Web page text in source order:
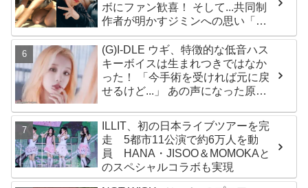
ボにファン歓喜！ そして...共同制
作者が明かすジミンへの思い「彼
の夢、そして彼の絶望から生まれ
た歌」
(G)I-DLE ウギ、特徴的な低音ハス
キーボイスは生まれつきではなか
った！ 「今手術を受ければ元に戻
せるけど...」 あの声になった原因
ILLIT、初の日本ライブツアーを完
走 5都市11公演で約6万人を動
員 HANA・JISOO＆MOMOKAと
のスペシャルコラボも実現